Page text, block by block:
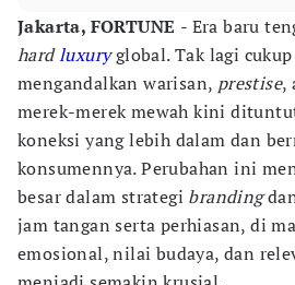
Jakarta, FORTUNE - Era baru
hardluxuryglobal. Tak lagi
mengandalkan warisan, prestise,
merek-merek mewah kini
koneksi yang lebih dalam dan
konsumennya. Perubahan ini
besar dalam strategi branding
jam tangan serta perhiasan, di
emosional, nilai budaya, dan